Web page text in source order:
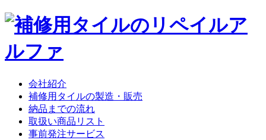
会社紹介
補修用タイルの製造・販売
納品までの流れ
取扱い商品リスト
事前発注サービス